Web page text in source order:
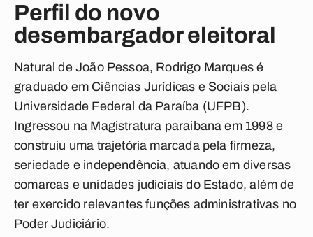
Perfil do novo
desembargador eleitoral
Natural de João Pessoa, Rodrigo Marques é
graduado em Ciências Jurídicas e Sociais pela
Universidade Federal da Paraíba (UFPB).
Ingressou na Magistratura paraibana em 1998 e
construiu uma trajetória marcada pela firmeza,
seriedade e independência, atuando em diversas
comarcas e unidades judiciais do Estado, além de
ter exercido relevantes funções administrativas no
Poder Judiciário.